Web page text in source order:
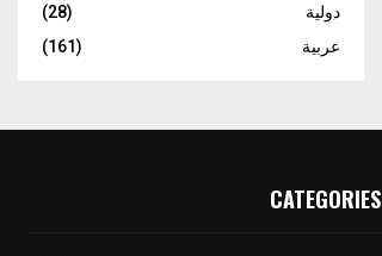
دولية
(28)
عربية
(161)
CATEGORIES